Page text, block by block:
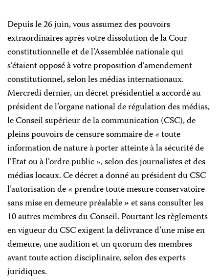
Depuis le 26 juin, vous assumez des pouvoirs
extraordinaires après votre dissolution de la Cour
constitutionnelle et de l’Assemblée nationale qui
s’étaient opposé à votre proposition d’amendement
constitutionnel, selon les médias internationaux.
Mercredi dernier, un décret présidentiel a accordé au
président de l’organe national de régulation des médias,
le Conseil supérieur de la communication (CSC), de
pleins pouvoirs de censure sommaire de « toute
information de nature à porter atteinte à la sécurité de
l’Etat ou à l’ordre public », selon des journalistes et des
médias locaux. Ce décret a donné au président du CSC
l’autorisation de « prendre toute mesure conservatoire
sans mise en demeure préalable»et sans consulter les
10 autres membres du Conseil. Pourtant les règlements
en vigueur du CSC exigent la délivrance d’une mise en
demeure, une audition et un quorum des membres
avant toute action disciplinaire, selon des experts
juridiques.